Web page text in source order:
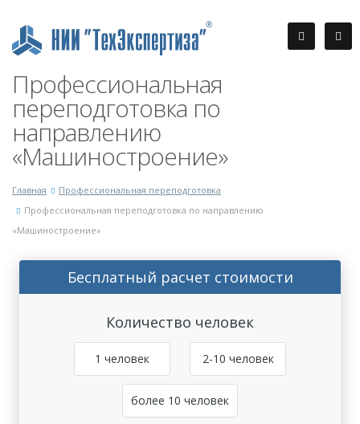
Профессиональная
переподготовка по
направлению
«Машиностроение»
Главная
Профессиональная переподготовка
Профессиональная переподготовка по направлению
«Машиностроение»
Бесплатный расчет стоимости
Количество человек
1 человек 2-10 человек
более 10 человек